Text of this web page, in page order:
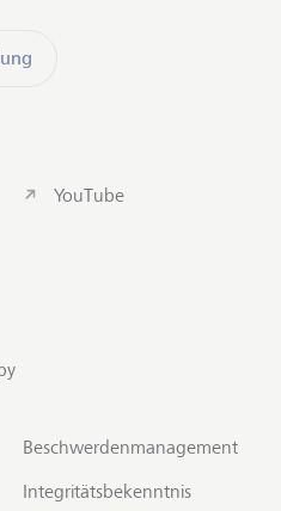
YouTube
Beschwerdenmanagement
Integritätsbekenntnis